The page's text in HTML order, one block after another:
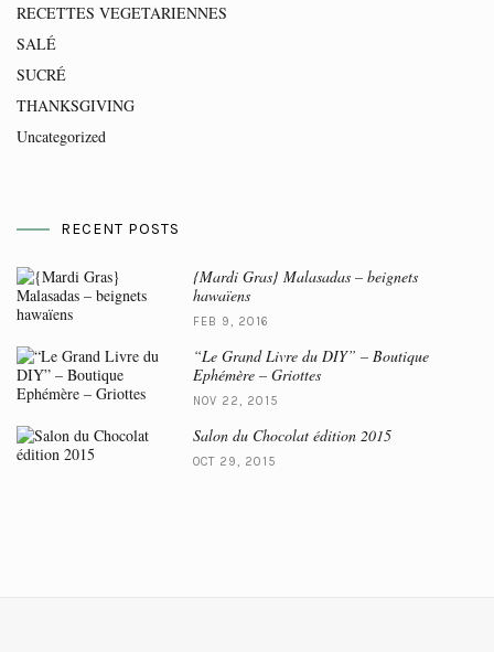
RECETTES VEGETARIENNES
SALÉ
SUCRÉ
THANKSGIVING
Uncategorized
RECENT POSTS
{Mardi Gras} Malasadas – beignets
hawaïens
FEB 9, 2016
“Le Grand Livre du DIY” – Boutique
Ephémère – Griottes
NOV 22, 2015
Salon du Chocolat édition 2015
OCT 29, 2015